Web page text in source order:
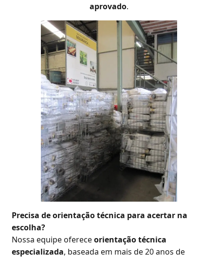
aprovado.
Precisa de orientação técnica para acertar na
escolha?
Nossa equipe ofereceorientação técnica
especializada, baseada em mais de 20 anos de